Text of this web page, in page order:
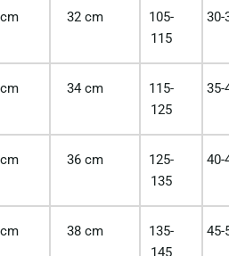
32 cm
105-
115
30-
34 cm
115-
125
35-
36 cm
125-
135
40-
38 cm
135-
145
45-